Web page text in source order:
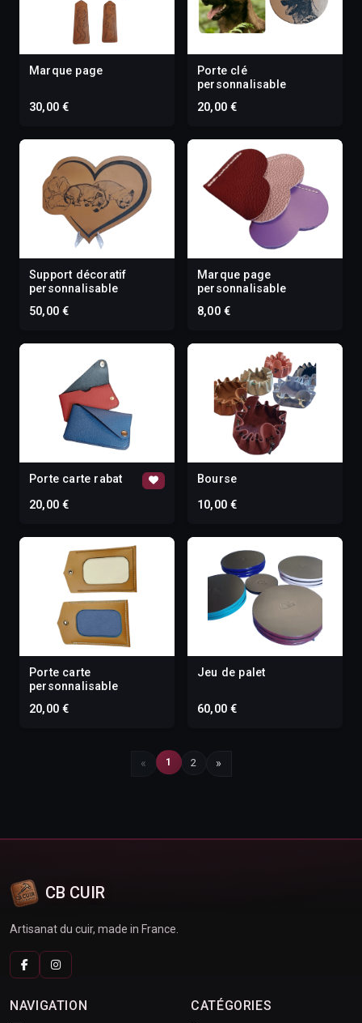
Marque page
30,00 €
Porte clé
personnalisable
20,00 €
Support décoratif
personnalisable
50,00 €
Marque page
personnalisable
8,00 €
Porte carte rabat
20,00 €
Bourse
10,00 €
Porte carte
personnalisable
20,00 €
Jeu de palet
60,00 €
« 1 2 »
CB CUIR
Artisanat du cuir, made in France.
NAVIGATION
CATÉGORIES